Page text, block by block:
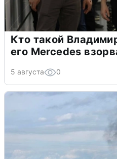
Кто такой
его Mercedes
5 августа 0